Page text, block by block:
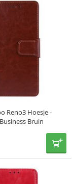
Reno3 Hoesje -
Bruin